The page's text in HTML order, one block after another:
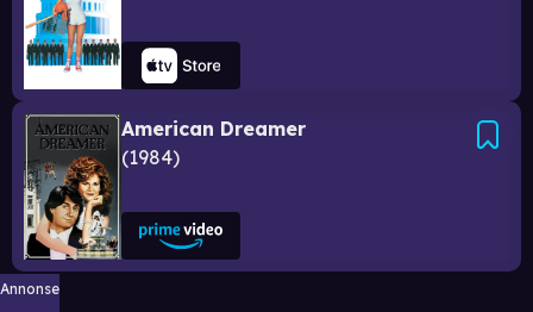
American Dreamer
1984
Annonse